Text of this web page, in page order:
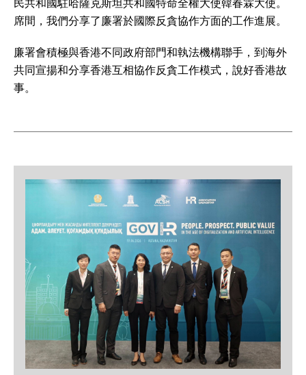
席間，我們分享了廉署於國際反貪協作方面的工作進展。
廉署會積極與香港不同政府部門和執法機構聯手，到海外
共同宣揚和分享香港互相協作反貪工作模式，說好香港故
事。